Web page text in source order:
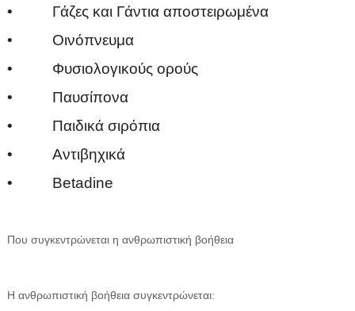
• Γάζες και Γάντια αποστειρωμένα
• Οινόπνευμα
• Φυσιολογικούς ορούς
• Παυσίπονα
• Παιδικά σιρόπια
• Αντιβηχικά
• Betadine
Που συγκεντρώνεται η ανθρωπιστική βοήθεια
Η ανθρωπιστική βοήθεια συγκεντρώνεται: